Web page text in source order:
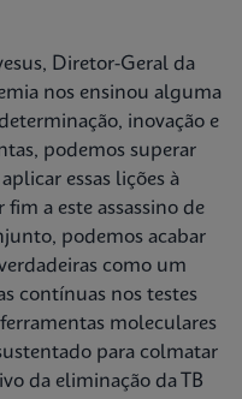
Diretor-Geral da
nos ensinou alguma
inovação e
podemos superar
essas lições à
a este assassino de
podemos acabar
como um
contínuas nos testes
moleculares
para colmatar
da eliminação da TB